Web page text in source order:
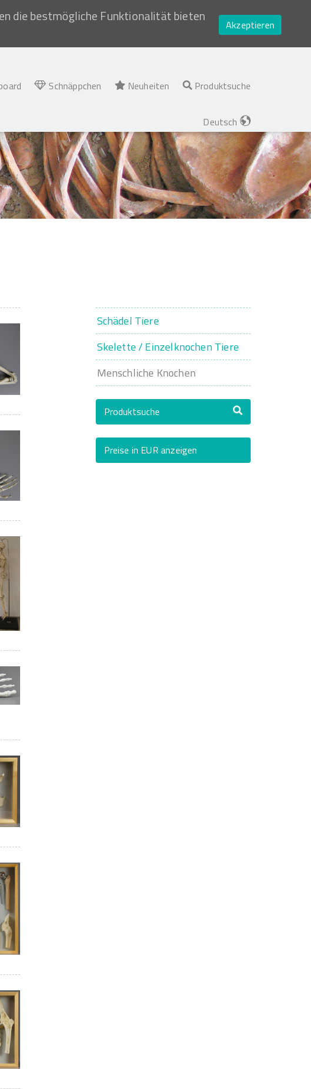
die bestmögliche Funktionalität bieten
Akzeptieren
Schnäppchen Neuheiten Produktsuche
Deutsch
Schädel Tiere
Skelette / Einzelknochen Tiere
Menschliche Knochen
Produktsuche
Preise in EUR anzeigen